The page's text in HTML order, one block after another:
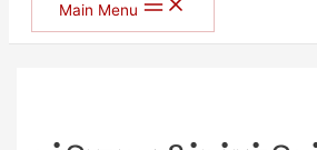
Main Menu